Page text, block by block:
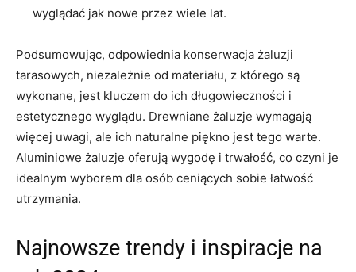
wyglądać jak nowe przez wiele lat.
Podsumowując, odpowiednia konserwacja żaluzji
tarasowych, niezależnie od materiału, z którego są
wykonane, jest kluczem do ich długowieczności i
estetycznego wyglądu. Drewniane żaluzje wymagają
więcej uwagi, ale ich naturalne piękno jest tego warte.
Aluminiowe żaluzje oferują wygodę i trwałość, co czyni je
idealnym wyborem dla osób ceniących sobie łatwość
utrzymania.
Najnowsze trendy i inspiracje na